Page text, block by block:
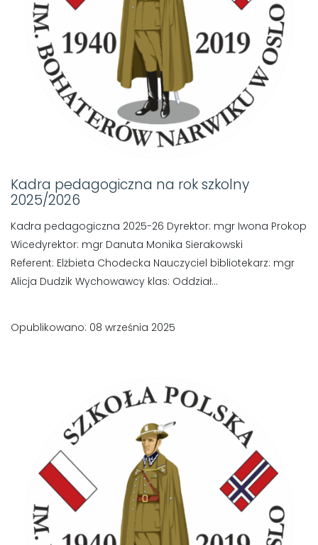
Kadra pedagogiczna na rok szkolny
2025/2026
Kadra pedagogiczna 2025-26 Dyrektor: mgr Iwona Prokop
Wicedyrektor: mgr Danuta Monika Sierakowski
Referent: Elżbieta Chodecka Nauczyciel bibliotekarz: mgr
Alicja Dudzik Wychowawcy klas: Oddział...
Opublikowano: 08 września 2025